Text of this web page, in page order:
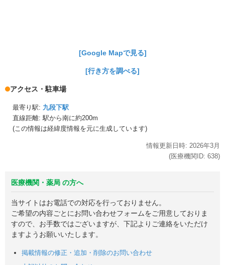
[Google Mapで見る]
[行き方を調べる]
アクセス・駐車場
最寄り駅: 九段下駅
直線距離: 駅から南に約200m
(この情報は経緯度情報を元に生成しています)
情報更新日時: 2026年3月
(医療機関ID: 638)
医療機関・薬局 の方へ
当サイトはお電話での対応を行っておりません。
ご希望の内容ごとにお問い合わせフォームをご用意しておりま
すので、お手数ではございますが、下記よりご連絡をいただけ
ますようお願いいたします。
掲載情報の修正・追加・削除のお問い合わせ